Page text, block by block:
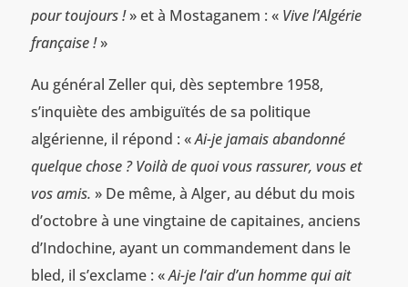
pour toujours !» et à Mostaganem : « Vive l’Algérie
française !»
Au général Zeller qui, dès septembre 1958,
s’inquiète des ambiguïtés de sa politique
algérienne, il répond : «Ai-je jamais abandonné
quelque chose ? Voilà de quoi vous rassurer, vous et
vos amis. » De même, à Alger, au début du mois
d’octobre à une vingtaine de capitaines, anciens
d’Indochine, ayant un commandement dans le
bled, il s’exclame : «Ai-je l‘air d’un homme qui ait